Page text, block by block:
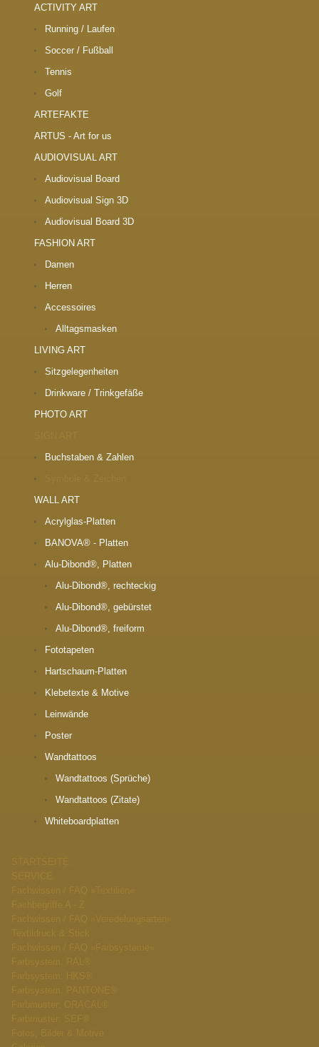
ACTIVITY ART
Running / Laufen
Soccer / Fußball
Tennis
Golf
ARTEFAKTE
ARTUS - Art for us
AUDIOVISUAL ART
Audiovisual Board
Audiovisual Sign 3D
Audiovisual Board 3D
FASHION ART
Damen
Herren
Accessoires
Alltagsmasken
LIVING ART
Sitzgelegenheiten
Drinkware / Trinkgefäße
PHOTO ART
Buchstaben & Zahlen
WALL ART
Acrylglas-Platten
BANOVA® - Platten
Alu-Dibond®, Platten
Alu-Dibond®, rechteckig
Alu-Dibond®, gebürstet
Alu-Dibond®, freiform
Fototapeten
Hartschaum-Platten
Klebetexte & Motive
Leinwände
Poster
Wandtattoos
Wandtattoos (Sprüche)
Wandtattoos (Zitate)
Whiteboardplatten